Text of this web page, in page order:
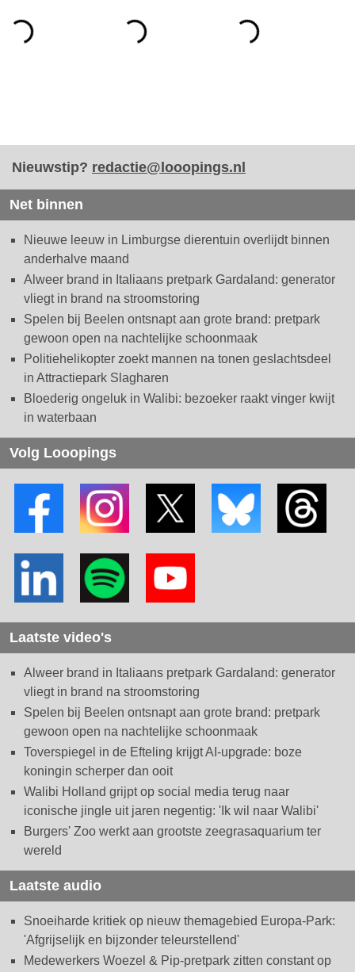
Nieuwstip? redactie@looopings.nl
Net binnen
Nieuwe leeuw in Limburgse dierentuin overlijdt binnen
anderhalve maand
Alweer brand in Italiaans pretpark Gardaland: generator
vliegt in brand na stroomstoring
Spelen bij Beelen ontsnapt aan grote brand: pretpark
gewoon open na nachtelijke schoonmaak
Politiehelikopter zoekt mannen na tonen geslachtsdeel
in Attractiepark Slagharen
Bloederig ongeluk in Walibi: bezoeker raakt vinger kwijt
in waterbaan
Volg Looopings
Laatste video's
Alweer brand in Italiaans pretpark Gardaland: generator
vliegt in brand na stroomstoring
Spelen bij Beelen ontsnapt aan grote brand: pretpark
gewoon open na nachtelijke schoonmaak
Toverspiegel in de Efteling krijgt AI-upgrade: boze
koningin scherper dan ooit
Walibi Holland grijpt op social media terug naar
iconische jingle uit jaren negentig: 'Ik wil naar Walibi'
Burgers' Zoo werkt aan grootste zeegrasaquarium ter
wereld
Laatste audio
Snoeiharde kritiek op nieuw themagebied Europa-Park:
'Afgrijselijk en bijzonder teleurstellend'
Medewerkers Woezel & Pip-pretpark zitten constant op